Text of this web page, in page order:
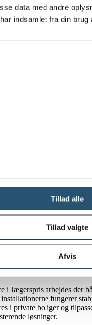
data med andre
indsamlet fra din brug
Tillad alle
Tillad valgte
Afvis
tegninger
i Jægerspris –
med vand, varme og afløb
et afløb, der tømmes
en vandhane der drypper.
i Jægerspris arbejdes der
installationerne fungerer
i private boliger og
løsninger.